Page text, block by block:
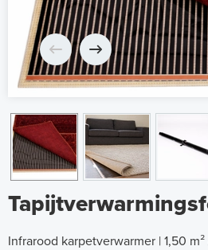
Infrarood karpetverwarmer | 1,50